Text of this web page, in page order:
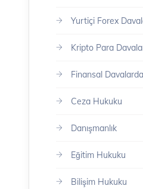
Yurtiçi Forex
Kripto Para
Finansal
Ceza Hukuku
Danışmanlık
Eğitim Hukuku
Bilişim Hukuku